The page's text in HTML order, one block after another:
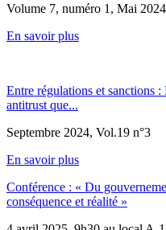
Volume 7, numéro 1, Mai 2024
En savoir plus
Entre régulations et sanctions
antitrust que...
Septembre 2024, Vol.19 n°3
En savoir plus
Conférence : « Du
conséquence et réalité »